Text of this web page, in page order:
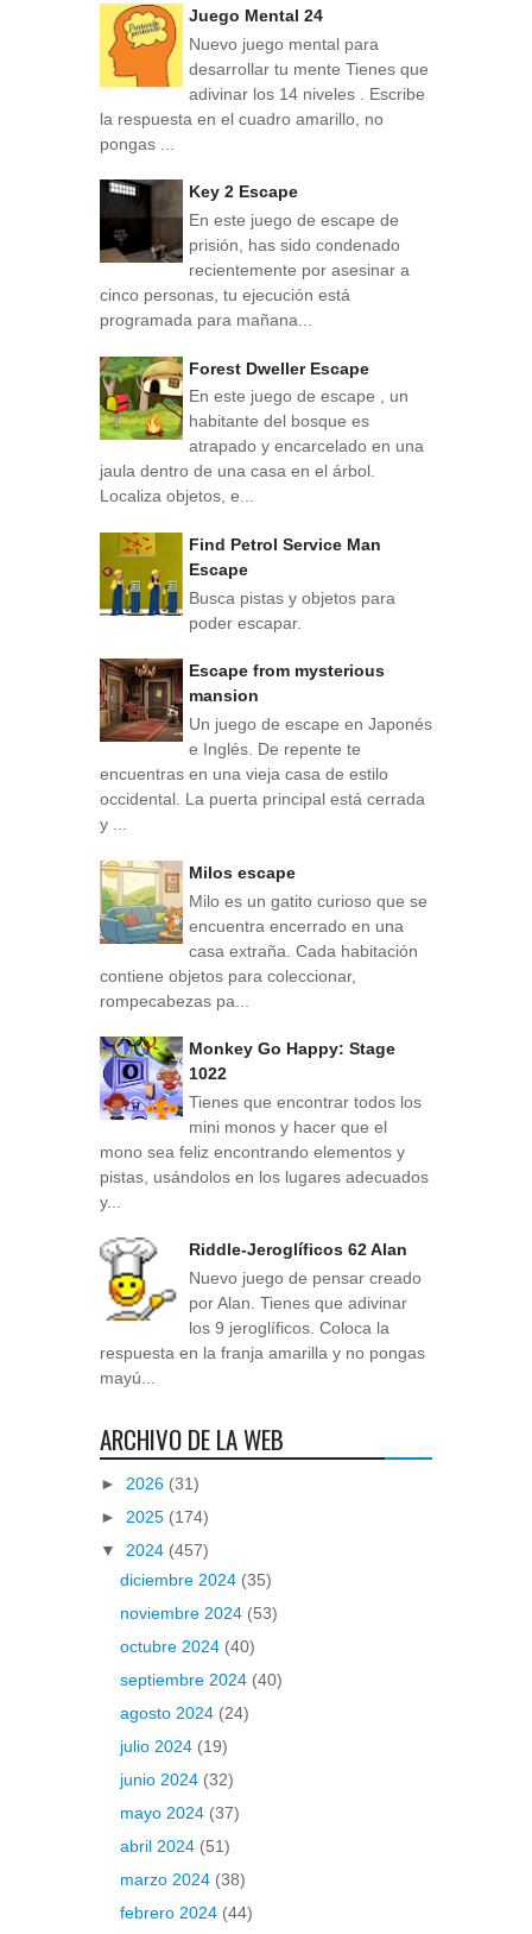
Juego Mental 24
Nuevo juego mental para
desarrollar tu mente Tienes que
adivinar los 14 niveles . Escribe
la respuesta en el cuadro amarillo, no
pongas ...
Key 2 Escape
En este juego de escape de
prisión, has sido condenado
recientemente por asesinar a
cinco personas, tu ejecución está
programada para mañana...
Forest Dweller Escape
En este juego de escape , un
habitante del bosque es
atrapado y encarcelado en una
jaula dentro de una casa en el árbol.
Localiza objetos, e...
Find Petrol Service Man
Escape
Busca pistas y objetos para
poder escapar.
Escape from mysterious
mansion
Un juego de escape en Japonés
e Inglés. De repente te
encuentras en una vieja casa de estilo
occidental. La puerta principal está cerrada
y ...
Milos escape
Milo es un gatito curioso que se
encuentra encerrado en una
casa extraña. Cada habitación
contiene objetos para coleccionar,
rompecabezas pa...
Monkey Go Happy: Stage
1022
Tienes que encontrar todos los
mini monos y hacer que el
mono sea feliz encontrando elementos y
pistas, usándolos en los lugares adecuados
y...
Riddle-Jeroglíficos 62 Alan
Nuevo juego de pensar creado
por Alan. Tienes que adivinar
los 9 jeroglíficos. Coloca la
respuesta en la franja amarilla y no pongas
mayú...
ARCHIVO DE LA WEB
► 2026 (31)
► 2025 (174)
▼ 2024 (457)
diciembre 2024 (35)
noviembre 2024 (53)
octubre 2024 (40)
septiembre 2024 (40)
agosto 2024 (24)
julio 2024 (19)
junio 2024 (32)
mayo 2024 (37)
abril 2024 (51)
marzo 2024 (38)
febrero 2024 (44)